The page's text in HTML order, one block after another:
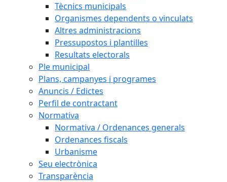
Tècnics municipals
Organismes dependents o vinculats
Altres administracions
Pressupostos i plantilles
Resultats electorals
Ple municipal
Plans, campanyes i programes
Anuncis / Edictes
Perfil de contractant
Normativa
Normativa / Ordenances generals
Ordenances fiscals
Urbanisme
Seu electrònica
Transparència